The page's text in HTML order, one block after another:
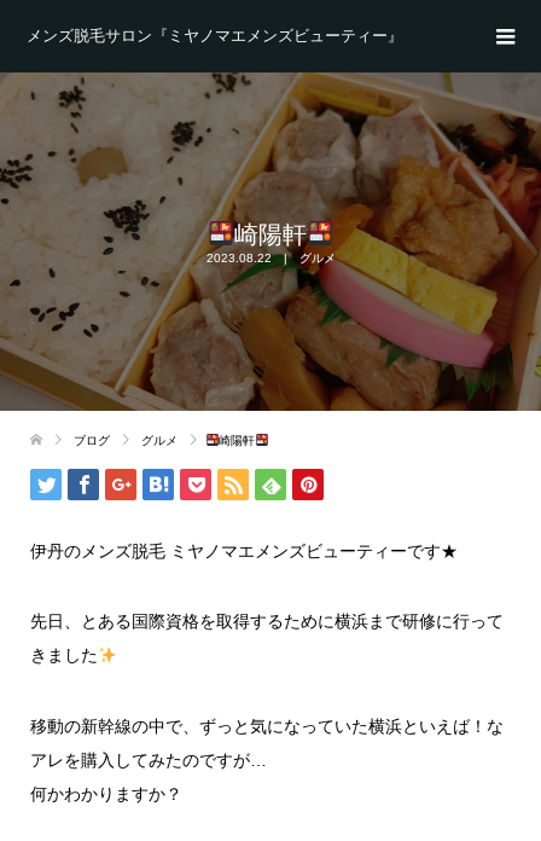
メンズ脱毛サロン『ミヤノマエメンズビューティー』
崎陽軒
2023.08.22 グルメ
ブログ グルメ 崎陽軒
伊丹のメンズ脱毛 ミヤノマエメンズビューティーです★
先日、とある国際資格を取得するために横浜まで研修に行って
きました
移動の新幹線の中で、ずっと気になっていた横浜といえば！な
アレを購入してみたのですが…
何かわかりますか？